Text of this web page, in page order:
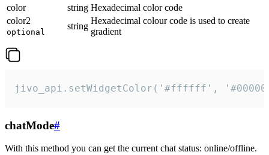
color
string Hexadecimal color code
color2
optional
string
Hexadecimal colour code is used to create
gradient
jivo_api.setWidgetColor('#ffffff',
chatMode#
With this method you can get the current chat status: online/offline.